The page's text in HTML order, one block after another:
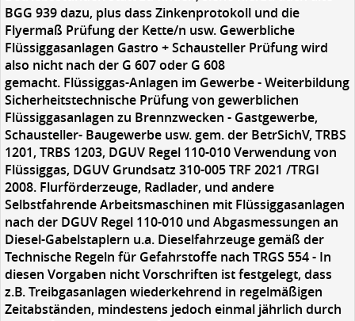
BGG 939 dazu, plus dass Zinkenprotokoll und die
Flyermaß Prüfung der Kette/n usw. Gewerbliche
Flüssiggasanlagen Gastro + Schausteller Prüfung wird
also nicht nach der G 607 oder G 608
gemacht. Flüssiggas-Anlagen im Gewerbe - Weiterbildung
Sicherheitstechnische Prüfung von gewerblichen
Flüssiggasanlagen zu Brennzwecken - Gastgewerbe,
Schausteller- Baugewerbe usw. gem. der BetrSichV, TRBS
1201, TRBS 1203, DGUV Regel 110-010 Verwendung von
Flüssiggas, DGUV Grundsatz 310-005 TRF 2021 /TRGI
2008. Flurförderzeuge, Radlader, und andere
Selbstfahrende Arbeitsmaschinen mit Flüssiggasanlagen
nach der DGUV Regel 110-010 und Abgasmessungen an
Diesel-Gabelstaplern u.a. Dieselfahrzeuge gemäß der
Technische Regeln für Gefahrstoffe nach TRGS 554 - In
diesen Vorgaben nicht Vorschriften ist festgelegt, dass
z.B. Treibgasanlagen wiederkehrend in regelmäßigen
Zeitabständen, mindestens jedoch einmal jährlich durch